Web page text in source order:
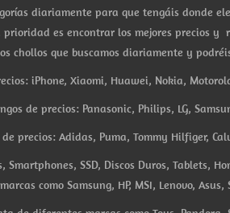
diariamente para que tengáis donde
prioridad es encontrar los mejores precios y
chollos que buscamos diariamente y
iPhone, Xiaomi, Huawei, Nokia,
de precios: Panasonic, Philips, LG,
precios: Adidas, Puma, Tommy Hilfiger,
SSD, Discos Duros, Tablets,
como Samsung, HP, MSI, Lenovo,